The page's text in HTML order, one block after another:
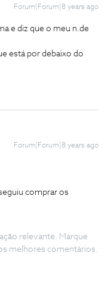
Forum|Forum|8 years ago
e diz que o meu n.de
está por debaixo do
Forum|Forum|8 years ago
comprar os
relevante. Marque
melhores comentários.